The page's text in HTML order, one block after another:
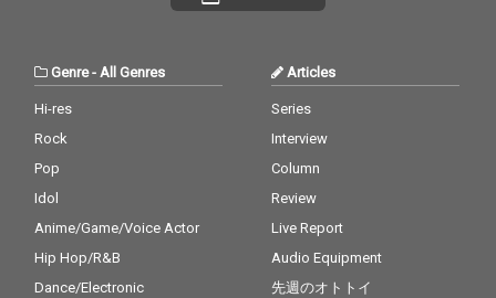
Genre- All Genres
Hi-res
Rock
Pop
Idol
Anime/Game/Voice Actor
Hip Hop/R&B
Dance/Electronic
Articles
Series
Interview
Column
Review
Live Report
Audio Equipment
先週のオトトイ